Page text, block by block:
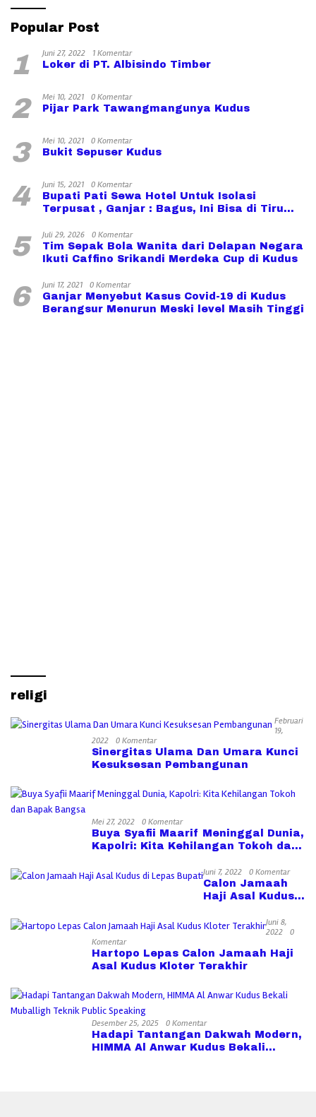
Popular Post
1 Juni 27, 2022
1 Komentar
Loker di PT. Albisindo Timber
2 Mei 10, 2021
0 Komentar
Pijar Park Tawangmangunya Kudus
3 Mei 10, 2021
0 Komentar
Bukit Sepuser Kudus
4 Juni 15, 2021
0 Komentar
Bupati Pati Sewa Hotel Untuk Isolasi
Terpusat , Ganjar : Bagus, Ini Bisa di Tiru
5 Juli 29, 2026
0 Komentar
Tim Sepak Bola Wanita dari Delapan Negara
Ikuti Caffino Srikandi Merdeka Cup di Kudus
6 Juni 17, 2021
0 Komentar
Ganjar Menyebut Kasus Covid-19 di Kudus
Berangsur Menurun Meski level Masih Tinggi
religi
Februari
19,
2022
0 Komentar
Sinergitas Ulama Dan Umara Kunci
Kesuksesan Pembangunan
Mei 27, 2022
0 Komentar
Buya Syafii Maarif Meninggal Dunia,
Kapolri: Kita Kehilangan Tokoh dan
Juni 7, 2022
0 Komentar
Calon Jamaah
Haji Asal Kudus
Juni 8,
2022
0
Komentar
Hartopo Lepas Calon Jamaah Haji
Asal Kudus Kloter Terakhir
Desember 25, 2025
0 Komentar
Hadapi Tantangan Dakwah Modern,
HIMMA Al Anwar Kudus Bekali